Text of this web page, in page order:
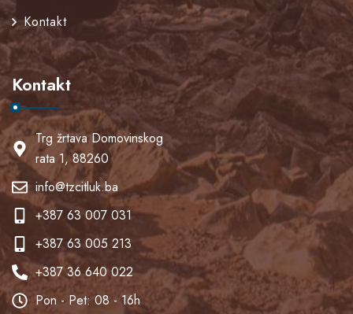
Kontakt
Kontakt
Trg žrtava Domovinskog
rata 1, 88260
info@tzcitluk.ba
+387 63 007 031
+387 63 005 213
+387 36 640 022
Pon - Pet: 08 - 16h